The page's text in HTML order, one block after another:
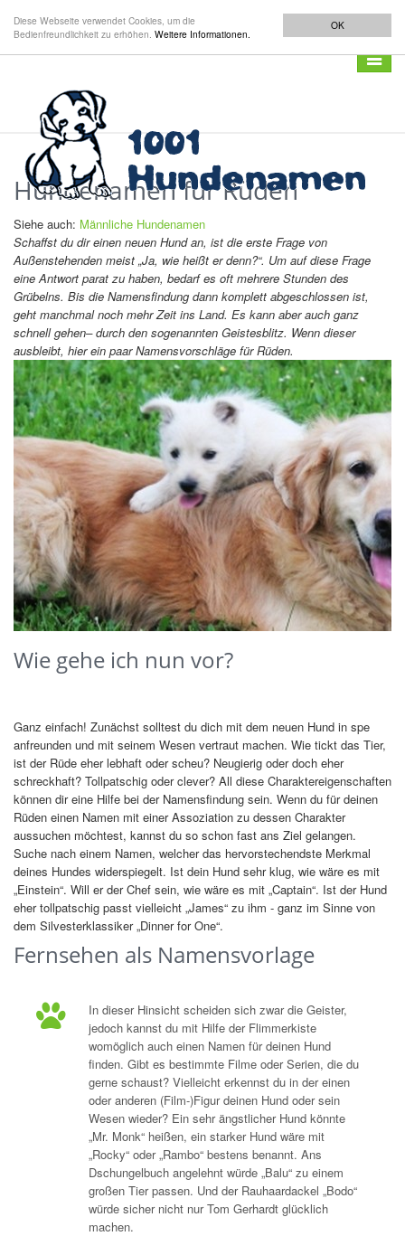
OK
Diese Webseite verwendet Cookies, um die
Bedienfreundlichkeit zu erhöhen. Weitere Informationen.
Hundenamen für Rüden
Siehe auch: Männliche Hundenamen
Schaffst du dir einen neuen Hund an, ist die erste Frage von
Außenstehenden meist „Ja, wie heißt er denn?“. Um auf diese Frage
eine Antwort parat zu haben, bedarf es oft mehrere Stunden des
Grübelns. Bis die Namensfindung dann komplett abgeschlossen ist,
geht manchmal noch mehr Zeit ins Land. Es kann aber auch ganz
schnell gehen– durch den sogenannten Geistesblitz. Wenn dieser
ausbleibt, hier ein paar Namensvorschläge für Rüden.
Wie gehe ich nun vor?
Ganz einfach! Zunächst solltest du dich mit dem neuen Hund in spe
anfreunden und mit seinem Wesen vertraut machen. Wie tickt das Tier,
ist der Rüde eher lebhaft oder scheu? Neugierig oder doch eher
schreckhaft? Tollpatschig oder clever? All diese Charaktereigenschaften
können dir eine Hilfe bei der Namensfindung sein. Wenn du für deinen
Rüden einen Namen mit einer Assoziation zu dessen Charakter
aussuchen möchtest, kannst du so schon fast ans Ziel gelangen.
Suche nach einem Namen, welcher das hervorstechendste Merkmal
deines Hundes widerspiegelt. Ist dein Hund sehr klug, wie wäre es mit
„Einstein“. Will er der Chef sein, wie wäre es mit „Captain“. Ist der Hund
eher tollpatschig passt vielleicht „James“ zu ihm - ganz im Sinne von
dem Silvesterklassiker „Dinner for One“.
Fernsehen als Namensvorlage
In dieser Hinsicht scheiden sich zwar die Geister,
jedoch kannst du mit Hilfe der Flimmerkiste
womöglich auch einen Namen für deinen Hund
finden. Gibt es bestimmte Filme oder Serien, die du
gerne schaust? Vielleicht erkennst du in der einen
oder anderen (Film-)Figur deinen Hund oder sein
Wesen wieder? Ein sehr ängstlicher Hund könnte
„Mr. Monk“ heißen, ein starker Hund wäre mit
„Rocky“ oder „Rambo“ bestens benannt. Ans
Dschungelbuch angelehnt würde „Balu“ zu einem
großen Tier passen. Und der Rauhaardackel „Bodo“
würde sicher nicht nur Tom Gerhardt glücklich
machen.